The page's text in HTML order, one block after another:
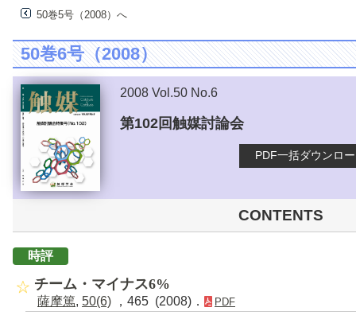
50巻5号（2008）へ
50巻6号（2008）
2008 Vol.50 No.6
第102回触媒討論会
PDF一括ダウンロ
CONTENTS
時評
チーム・マイナス6%
薩摩篤, 50(6) ，465 (2008)． PDF